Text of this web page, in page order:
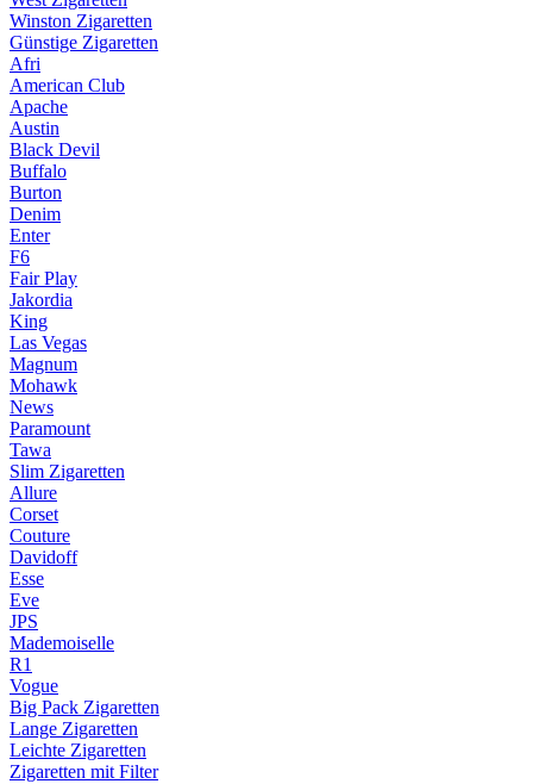
Winston Zigaretten
Günstige Zigaretten
Afri
American Club
Apache
Austin
Black Devil
Buffalo
Burton
Denim
Enter
F6
Fair Play
Jakordia
King
Las Vegas
Magnum
Mohawk
News
Paramount
Tawa
Slim Zigaretten
Allure
Corset
Couture
Davidoff
Esse
Eve
JPS
Mademoiselle
R1
Vogue
Big Pack Zigaretten
Lange Zigaretten
Leichte Zigaretten
Zigaretten mit Filter